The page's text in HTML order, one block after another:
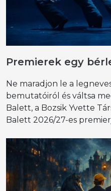
Premierek egy
Ne maradjon le a
bemutatóiról és váltsa
Balett, a Bozsik Yvette
Balett 2026/27-es